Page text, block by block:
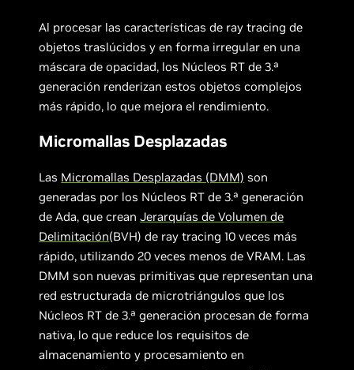
Al procesar las características de ray tracing de
objetos traslúcidos y en forma irregular en una
máscara de opacidad, los Núcleos RT de 3.ª
generación renderizan estos objetos complejos
más rápido, lo que mejora el rendimiento.
Micromallas Desplazadas
Las Micromallas Desplazadas (DMM) son
generadas por los Núcleos RT de 3.ª generación
de Ada, que creanJerarquías de Volumen de
Delimitación(BVH) de ray tracing 10 veces más
rápido, utilizando 20 veces menos de VRAM. Las
DMM son nuevas primitivas que representan una
red estructurada de microtriángulos que los
Núcleos RT de 3.ª generación procesan de forma
nativa, lo que reduce los requisitos de
almacenamiento y procesamiento en